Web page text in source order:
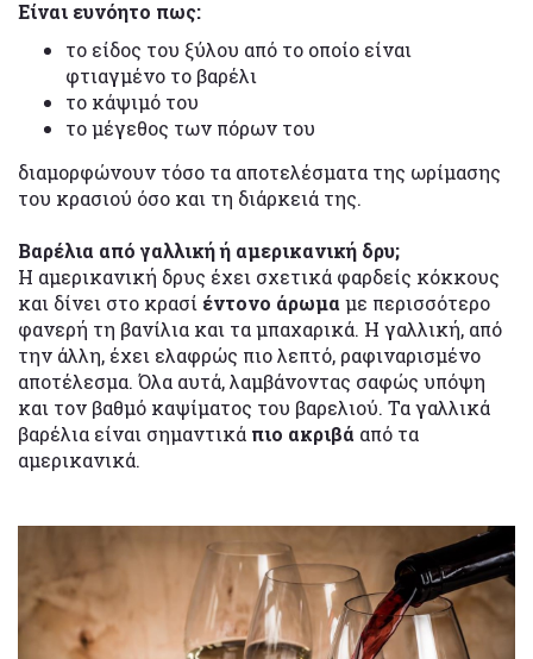
Είναι ευνόητο πως:
το είδος του ξύλου από το οποίο είναι
φτιαγμένο το βαρέλι
το κάψιμό του
το μέγεθος των πόρων του
διαμορφώνουν τόσο τα αποτελέσματα της ωρίμασης
του κρασιού όσο και τη διάρκειά της.
Βαρέλια από γαλλική ή αμερικανική δρυ;
Η αμερικανική δρυς έχει σχετικά φαρδείς κόκκους
και δίνει στο κρασί έντονο άρωμα με περισσότερο
φανερή τη βανίλια και τα μπαχαρικά. Η γαλλική, από
την άλλη, έχει ελαφρώς πιο λεπτό, ραφιναρισμένο
αποτέλεσμα. Όλα αυτά, λαμβάνοντας σαφώς υπόψη
και τον βαθμό καψίματος του βαρελιού. Τα γαλλικά
βαρέλια είναι σημαντικά πιο ακριβά από τα
αμερικανικά.